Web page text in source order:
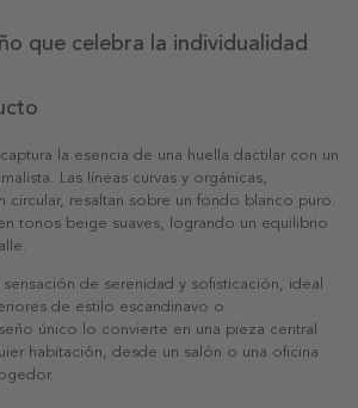
que celebra la individualidad
la esencia de una huella dactilar con un
Las líneas curvas y orgánicas,
circular, resaltan sobre un fondo blanco puro.
tonos beige suaves, logrando un equilibrio
de serenidad y sofisticación, ideal
de estilo escandinavo o
único lo convierte en una pieza central
habitación, desde un salón o una oficina